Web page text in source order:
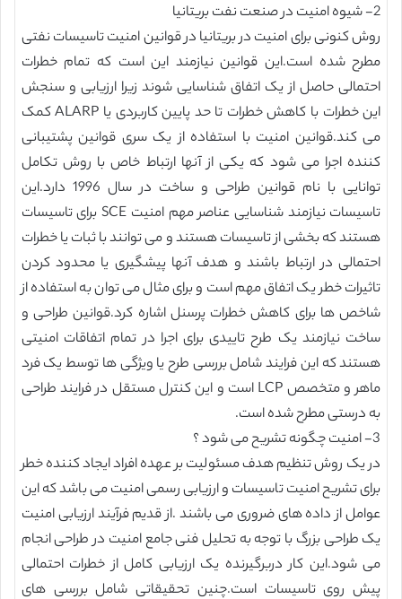
2- شیوه امنیت در صنعت نفت بریتانیا
روش کنونی برای امنیت در بریتانیا در قوانین امنیت تاسیسات نفتی
مطرح شده است.این قوانین نیازمند این است که تمام خطرات
احتمالی حاصل از یک اتفاق شناسایی شوند زیرا ارزیابی و سنجش
این خطرات با کاهش خطرات تا حد پایین کاربردی یا ALARP کمک
می کند.قوانین امنیت با استفاده از یک سری قوانین پشتیبانی
کننده اجرا می شود که یکی از آنها ارتباط خاص با روش تکامل
توانایی با نام قوانین طراحی و ساخت در سال 1996 دارد.این
تاسیسات نیازمند شناسایی عناصر مهم امنیت SCE برای تاسیسات
هستند که بخشی از تاسیسات هستند و می توانند با ثبات یا خطرات
احتمالی در ارتباط باشند و هدف آنها پیشگیری یا محدود کردن
تاثیرات خطر یک اتفاق مهم است و برای مثال می توان به استفاده از
شاخص ها برای کاهش خطرات پرسنل اشاره کرد.قوانین طراحی و
ساخت نیازمند یک طرح تاییدی برای اجرا در تمام اتفاقات امنیتی
هستند که این فرایند شامل بررسی طرح یا ویژگی ها توسط یک فرد
ماهر و متخصص LCP است و این کنترل مستقل در فرایند طراحی
به درستی مطرح شده است.
3- امنیت چگونه تشریح می شود ؟
در یک روش تنظیم هدف مسئولیت بر عهده افراد ایجاد کننده خطر
برای تشریح امنیت تاسیسات و ارزیابی رسمی امنیت می باشد که این
عوامل از داده های ضروری می باشند .از قدیم فرآیند ارزیابی امنیت
یک طراحی بزرگ با توجه به تحلیل فنی جامع امنیت در طراحی انجام
می شود.این کار دربرگیرنده یک ارزیابی کامل از خطرات احتمالی
پیش روی تاسیسات است.چنین تحقیقاتی شامل بررسی های